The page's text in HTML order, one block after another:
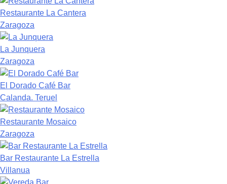
Restaurante La Cantera
Zaragoza
La Junquera
Zaragoza
El Dorado Café Bar
Calanda. Teruel
Restaurante Mosaico
Zaragoza
Bar Restaurante La Estrella
Villanua